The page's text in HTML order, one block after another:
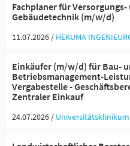
Fachplaner für Versorgungs-
Gebäudetechnik (m/w/d)
11.07.2026 / HEKUMA
Einkäufer (m/w/d) für Bau-
Betriebsmanagement-
Vergabestelle -
Zentraler Einkauf
24.07.2026 / Universitätsklinikum